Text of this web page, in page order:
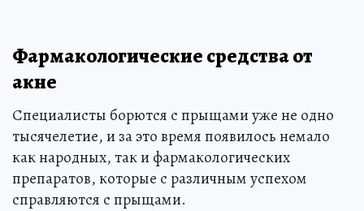
Фармакологические средства от
акне
Специалисты борются с прыщами уже не одно
тысячелетие, и за это время появилось немало
как народных, так и фармакологических
препаратов, которые с различным успехом
справляются с прыщами.